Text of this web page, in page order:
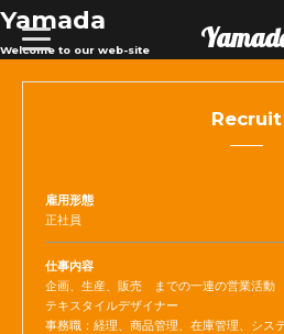
t
o
g
Yamada
Welcome to our web-site
Recruit
雇用形態
正社員
仕事内容
企画、生産、販売 までの一連の営業活動
テキスタイルデザイナー
事務職：経理、商品管理、在庫管理、シ